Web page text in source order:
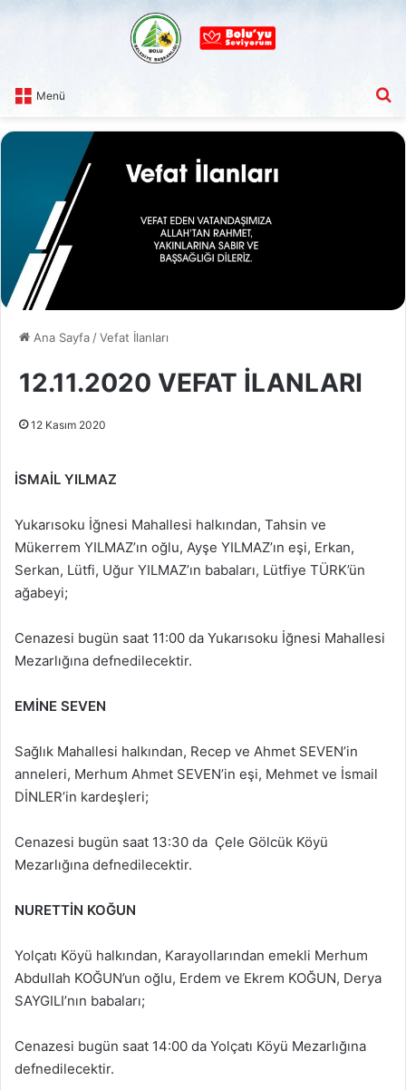
Menü
Ana Sayfa /Vefat İlanları
12.11.2020 VEFAT İLANLARI
12 Kasım 2020
İSMAİL YILMAZ
Yukarısoku İğnesi Mahallesi halkından, Tahsin ve
Mükerrem YILMAZ’ın oğlu, Ayşe YILMAZ’ın eşi, Erkan,
Serkan, Lütfi, Uğur YILMAZ’ın babaları, Lütfiye TÜRK’ün
ağabeyi;
Cenazesi bugün saat 11:00 da Yukarısoku İğnesi Mahallesi
Mezarlığına defnedilecektir.
EMİNE SEVEN
Sağlık Mahallesi halkından, Recep ve Ahmet SEVEN’in
anneleri, Merhum Ahmet SEVEN’in eşi, Mehmet ve İsmail
DİNLER’in kardeşleri;
Cenazesi bugün saat 13:30 da Çele Gölcük Köyü
Mezarlığına defnedilecektir.
NURETTİN KOĞUN
Yolçatı Köyü halkından, Karayollarından emekli Merhum
Abdullah KOĞUN’un oğlu, Erdem ve Ekrem KOĞUN, Derya
SAYGILI’nın babaları;
Cenazesi bugün saat 14:00 da Yolçatı Köyü Mezarlığına
defnedilecektir.